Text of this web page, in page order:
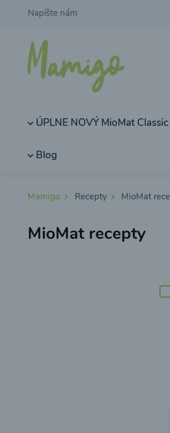
Napíšte nám
ÚPLNE NOVÝ MioMat Classic
Blog
Mamigo Recepty MioMat
MioMat recepty